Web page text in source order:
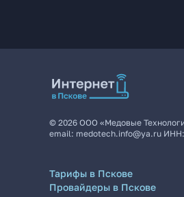
© 2026 ООО «Медовые
email: medotech.info@ya.ru ИНН:
Тарифы в Пскове
Провайдеры в Пскове